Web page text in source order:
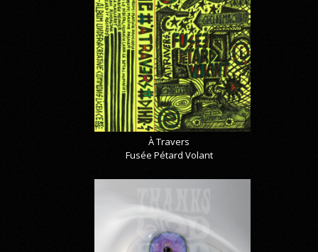
À Travers
Fusée Pétard Volant